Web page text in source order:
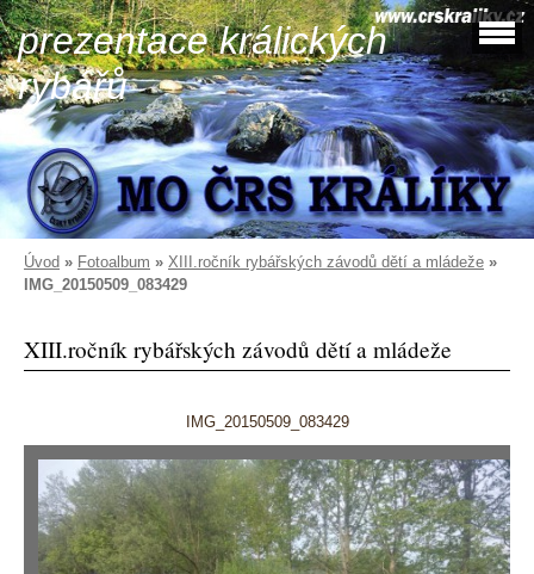
prezentace králických
rybářů
Úvod » Fotoalbum » XIII.ročník rybářských závodů dětí a mládeže »
IMG_20150509_083429
XIII.ročník rybářských závodů dětí a mládeže
IMG_20150509_083429